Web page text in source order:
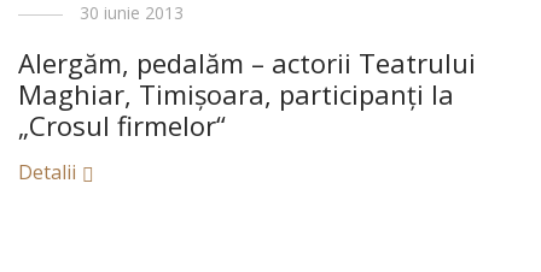
30 iunie 2013
Alergăm, pedalăm – actorii Teatrului
Maghiar, Timişoara, participanţi la
„Crosul firmelor“
Detalii